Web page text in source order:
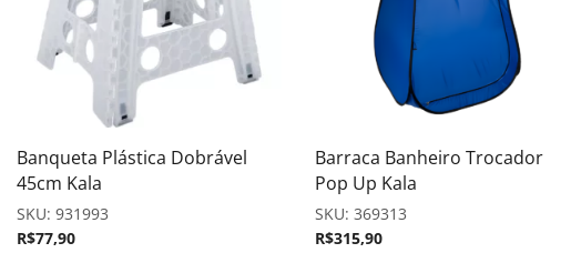
Banqueta Plástica Dobrável
45cm Kala
SKU: 931993
R$77,90
Barraca Banheiro Trocador
Pop Up Kala
SKU: 369313
R$315,90